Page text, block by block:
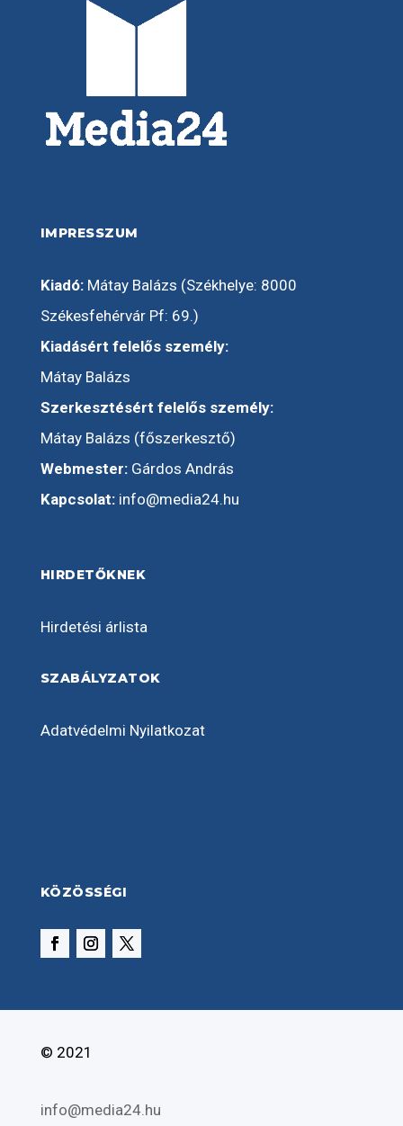
IMPRESSZUM
Kiadó:Mátay Balázs (Székhelye: 8000
Székesfehérvár Pf: 69.)
Kiadásért felelős személy:
Mátay Balázs
Szerkesztésért felelős személy:
Mátay Balázs (főszerkesztő)
Webmester:Gárdos András
Kapcsolat: info@media24.hu
HIRDETŐKNEK
Hirdetési árlista
SZABÁLYZATOK
Adatvédelmi Nyilatkozat
KÖZÖSSÉGI
© 2021
info@media24.hu